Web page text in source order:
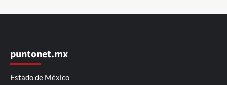
puntonet.mx
Estado de México